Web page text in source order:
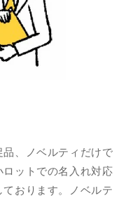
、ノベルティだけで
ットでの名入れ対応
おります。ノベルテ